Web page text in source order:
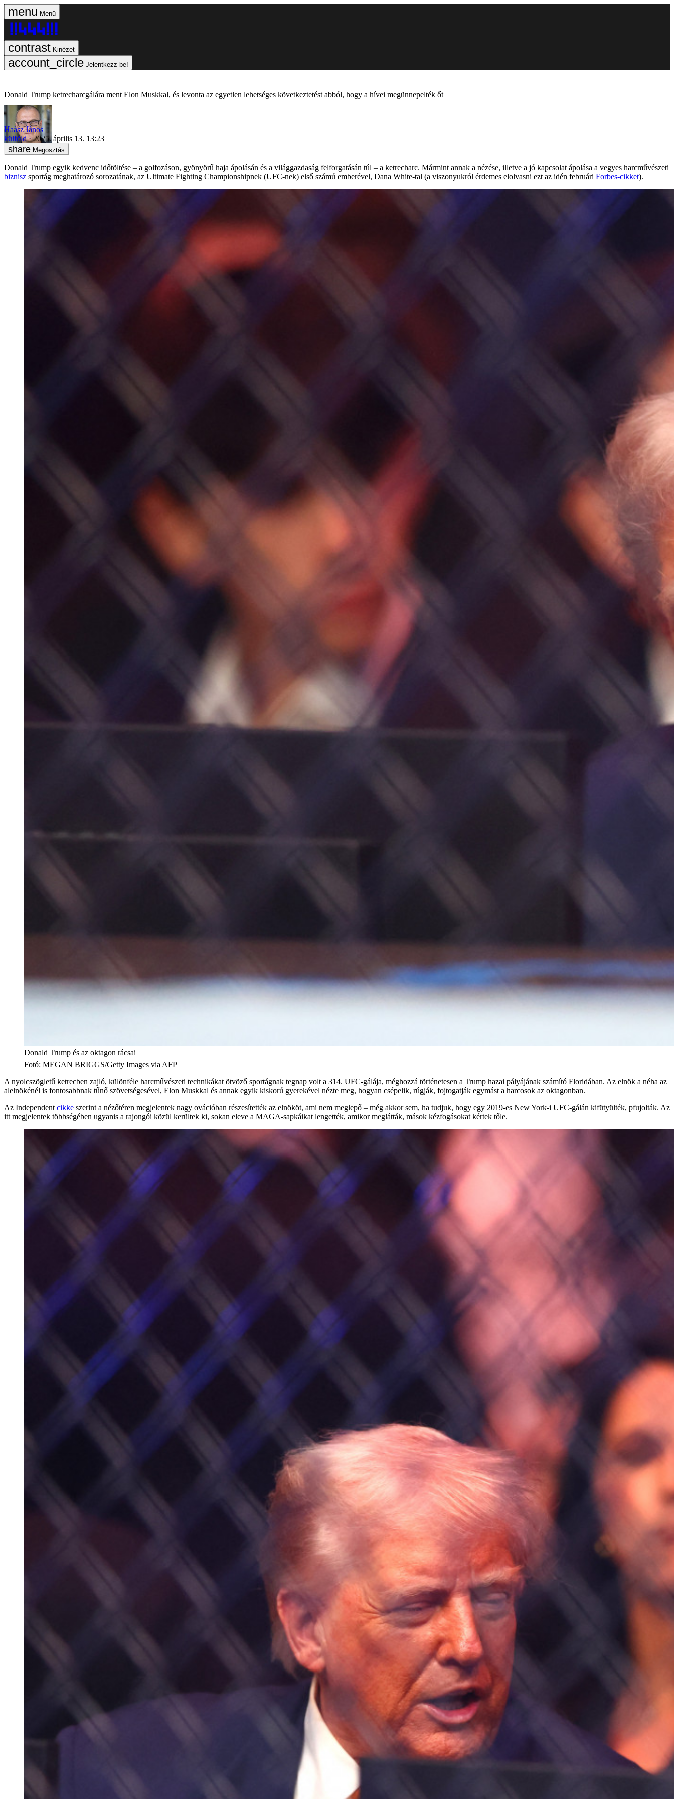
Menü
Kinézet
Jelentkezz be!
Donald Trump ketrecharcgálára ment Elon Muskkal, és levonta az egyetlen lehetséges következtetést abból, hogy a hívei megünnepelték őt
Haász János
külföld
2025. április 13. 13:23
Megosztás
Donald Trump egyik kedvenc időtöltése – a golfozáson, gyönyörű haja ápolásán és a világgazdaság felforgatásán túl – a ketrecharc. Mármint annak a nézése, illetve a jó kapcsolat ápolása a vegyes harcművészeti
biznisz sportág meghatározó sorozatának, az Ultimate Fighting Championshipnek (UFC-nek) első számú emberével, Dana White-tal (a viszonyukról érdemes elolvasni ezt az idén februári Forbes-cikket).
Donald Trump és az oktagon rácsai
Fotó: MEGAN BRIGGS/Getty Images via AFP
A nyolcszögletű ketrecben zajló, különféle harcművészeti technikákat ötvöző sportágnak tegnap volt a 314. UFC-gálája, méghozzá történetesen a Trump hazai pályájának számító Floridában. Az elnök a néha az
alelnökénél is fontosabbnak tűnő szövetségesével, Elon Muskkal és annak egyik kiskorú gyerekével nézte meg, hogyan csépelik, rúgják, fojtogatják egymást a harcosok az oktagonban.
Az Independent cikke szerint a nézőtéren megjelentek nagy ovációban részesítették az elnököt, ami nem meglepő – még akkor sem, ha tudjuk, hogy egy 2019-es New York-i UFC-gálán kifütyülték, pfujolták. Az
itt megjelentek többségében ugyanis a rajongói közül kerültek ki, sokan eleve a MAGA-sapkáikat lengették, amikor meglátták, mások kézfogásokat kértek tőle.